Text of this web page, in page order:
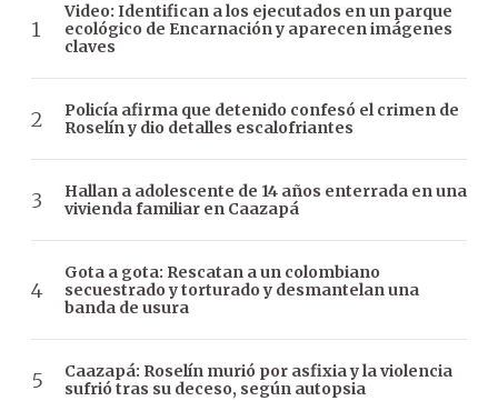
Video: Identifican a los ejecutados en un parque
ecológico de Encarnación y aparecen imágenes
claves
Policía afirma que detenido confesó el crimen de
Roselín y dio detalles escalofriantes
Hallan a adolescente de 14 años enterrada en una
vivienda familiar en Caazapá
Gota a gota: Rescatan a un colombiano
secuestrado y torturado y desmantelan una
banda de usura
Caazapá: Roselín murió por asfixia y la violencia
sufrió tras su deceso, según autopsia